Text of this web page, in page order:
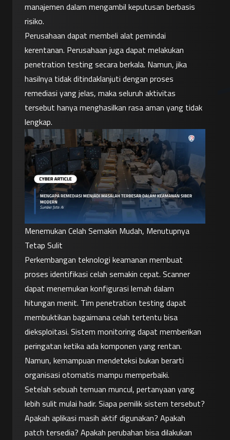
manajemen dalam mengambil keputusan berbasis
risiko.
Perusahaan dapat membeli alat pemindai
kerentanan. Perusahaan juga dapat melakukan
penetration testing secara berkala. Namun, jika
hasilnya tidak ditindaklanjuti dengan proses
remediasi yang jelas, maka seluruh aktivitas
tersebut hanya menghasilkan rasa aman yang tidak
lengkap.
Menemukan Celah Semakin Mudah, Menutupnya
Tetap Sulit
Perkembangan teknologi keamanan membuat
proses identifikasi celah semakin cepat. Scanner
dapat menemukan konfigurasi lemah dalam
hitungan menit. Tim penetration testing dapat
membuktikan bagaimana celah tertentu bisa
dieksploitasi. Sistem monitoring dapat memberikan
peringatan ketika ada komponen yang rentan.
Namun, kemampuan mendeteksi bukan berarti
organisasi otomatis mampu memperbaiki.
Setelah sebuah temuan muncul, pertanyaan yang
lebih sulit mulai hadir. Siapa pemilik sistem tersebut?
Apakah aplikasi masih aktif digunakan? Apakah
patch tersedia? Apakah perubahan bisa dilakukan